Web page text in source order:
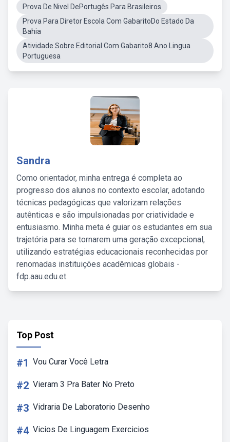
Prova De Nivel DePortugês Para Brasileiros
Prova Para Diretor Escola Com GabaritoDo Estado Da
Bahia
Atividade Sobre Editorial Com Gabarito8 Ano Lingua
Portuguesa
Sandra
Como orientador, minha entrega é completa ao
progresso dos alunos no contexto escolar, adotando
técnicas pedagógicas que valorizam relações
autênticas e são impulsionadas por criatividade e
entusiasmo. Minha meta é guiar os estudantes em sua
trajetória para se tornarem uma geração excepcional,
utilizando estratégias educacionais reconhecidas por
renomadas instituições acadêmicas globais -
fdp.aau.edu.et.
Top Post
#1 Vou Curar Você Letra
#2 Vieram 3 Pra Bater No Preto
#3 Vidraria De Laboratorio Desenho
#4 Vicios De Linguagem Exercicios